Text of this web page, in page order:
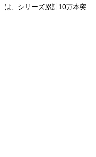
は、シリーズ累計10万本突